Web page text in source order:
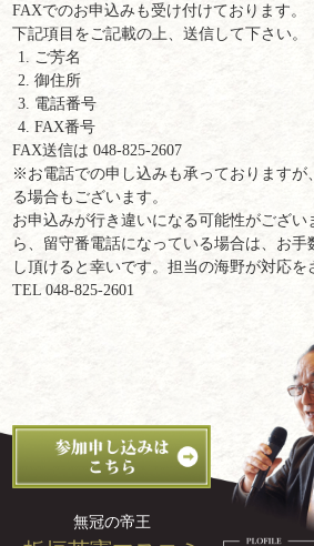
FAXでのお申込みも受け付けております。
下記項目をご記載の上、送信して下さい。
ご芳名
御住所
電話番号
FAX番号
FAX送信は 048-825-2607
※お電話での申し込みも承っておりますが
る場合もございます。
お申込みが行き違いになる可能性がござ
ら、留守番電話になっている場合は、お手
し頂けると幸いです。担当の海野が対応を
TEL 048-825-2601
無冠の帝王